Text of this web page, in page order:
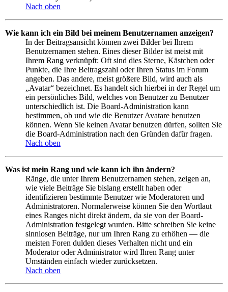
Nach oben
Wie kann ich ein Bild bei meinem Benutzernamen anzeigen?
In der Beitragsansicht können zwei Bilder bei Ihrem
Benutzernamen stehen. Eines dieser Bilder ist meist mit
Ihrem Rang verknüpft: Oft sind dies Sterne, Kästchen oder
Punkte, die Ihre Beitragszahl oder Ihren Status im Forum
angeben. Das andere, meist größere Bild, wird auch als
„Avatar“ bezeichnet. Es handelt sich hierbei in der Regel um
ein persönliches Bild, welches von Benutzer zu Benutzer
unterschiedlich ist. Die Board-Administration kann
bestimmen, ob und wie die Benutzer Avatare benutzen
können. Wenn Sie keinen Avatar benutzen dürfen, sollten Sie
die Board-Administration nach den Gründen dafür fragen.
Nach oben
Was ist mein Rang und wie kann ich ihn ändern?
Ränge, die unter Ihrem Benutzernamen stehen, zeigen an,
wie viele Beiträge Sie bislang erstellt haben oder
identifizieren bestimmte Benutzer wie Moderatoren und
Administratoren. Normalerweise können Sie den Wortlaut
eines Ranges nicht direkt ändern, da sie von der Board-
Administration festgelegt wurden. Bitte schreiben Sie keine
sinnlosen Beiträge, nur um Ihren Rang zu erhöhen — die
meisten Foren dulden dieses Verhalten nicht und ein
Moderator oder Administrator wird Ihren Rang unter
Umständen einfach wieder zurücksetzen.
Nach oben